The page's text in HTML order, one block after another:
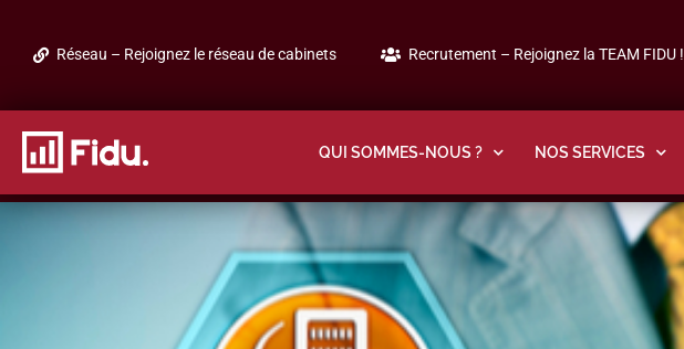
Réseau – Rejoignez le réseau de cabinets Recrutement – Rejoignez la TEAM FIDU !
QUI SOMMES-NOUS ? NOS SERVICES